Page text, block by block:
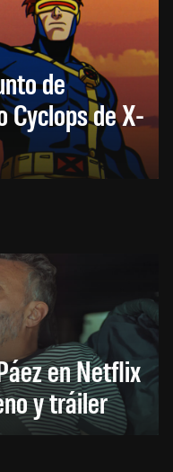
de
Cyclops de X-
en Netflix
y tráiler